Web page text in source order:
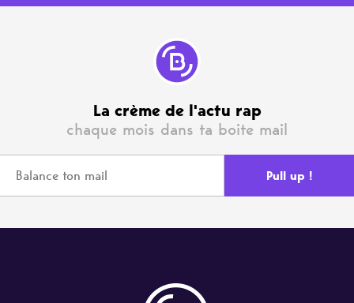
La crème de l'actu rap
chaque mois dans ta boite mail